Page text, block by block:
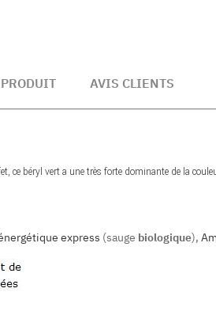
AVIS CLIENTS
ce béryl vert a une très forte dominante de la
express (sauge biologique),